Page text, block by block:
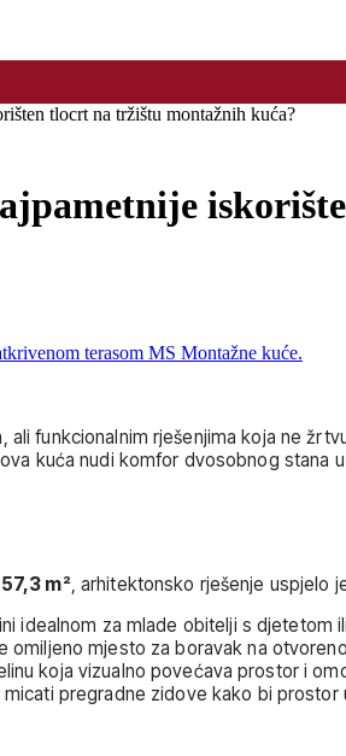
tlocrt na tržištu montažnih kuća?
funkcionalnim rješenjima koja ne
kuća nudi komfor dvosobnog stana
57,3 m², arhitektonsko rješenje uspjelo
idealnom za mlade obitelji s djetetom
mjesto za boravak na
koja vizualno povećava prostor i
pregradne zidove kako bi